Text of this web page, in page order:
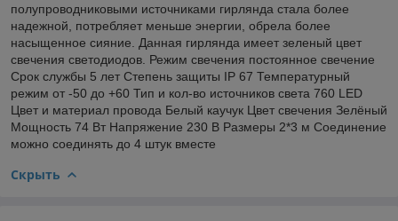
полупроводниковыми источниками гирлянда стала более
надежной, потребляет меньше энергии, обрела более
насыщенное сияние. Данная гирлянда имеет зеленый цвет
свечения светодиодов. Режим свечения постоянное свечение
Срок службы 5 лет Степень защиты IP 67 Температурный
режим от -50 до +60 Тип и кол-во источников света 760 LED
Цвет и материал провода Белый каучук Цвет свечения Зелёный
Мощность 74 Вт Напряжение 230 В Размеры 2*3 м Соединение
можно соединять до 4 штук вместе
Скрыть